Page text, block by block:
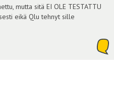
mutta sitä EI OLE TESTATTU
eikä Qlu tehnyt sille